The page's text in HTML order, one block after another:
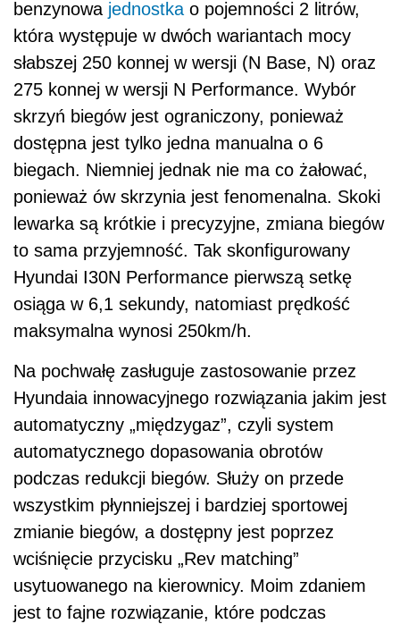
benzynowa jednostka o pojemności 2 litrów,
która występuje w dwóch wariantach mocy
słabszej 250 konnej w wersji (N Base, N) oraz
275 konnej w wersji N Performance. Wybór
skrzyń biegów jest ograniczony, ponieważ
dostępna jest tylko jedna manualna o 6
biegach. Niemniej jednak nie ma co żałować,
ponieważ ów skrzynia jest fenomenalna. Skoki
lewarka są krótkie i precyzyjne, zmiana biegów
to sama przyjemność. Tak skonfigurowany
Hyundai I30N Performance pierwszą setkę
osiąga w 6,1 sekundy, natomiast prędkość
maksymalna wynosi 250km/h.
Na pochwałę zasługuje zastosowanie przez
Hyundaia innowacyjnego rozwiązania jakim jest
automatyczny „międzygaz”, czyli system
automatycznego dopasowania obrotów
podczas redukcji biegów. Służy on przede
wszystkim płynniejszej i bardziej sportowej
zmianie biegów, a dostępny jest poprzez
wciśnięcie przycisku „Rev matching”
usytuowanego na kierownicy. Moim zdaniem
jest to fajne rozwiązanie, które podczas